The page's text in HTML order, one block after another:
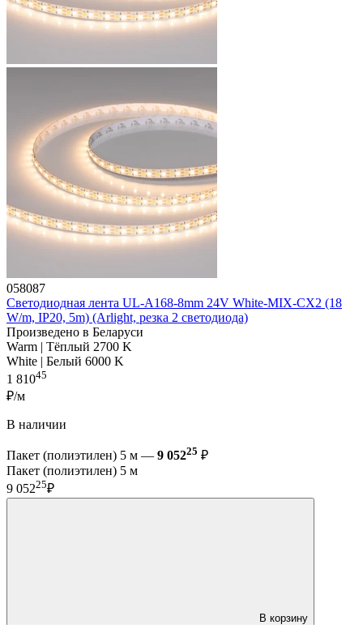
058087
Светодиодная лента UL-A168-8mm 24V White-MIX-CX2 (18
W/m, IP20, 5m) (Arlight, резка 2 светодиода)
Произведено в Беларуси
Warm | Тёплый 2700 K
White | Белый 6000 K
1 81045
₽/м
В наличии
Пакет (полиэтилен) 5 м — 9 05225 ₽
Пакет (полиэтилен) 5 м
9 05225₽
В корзину